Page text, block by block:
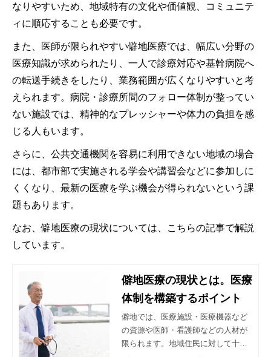
なりやすいため、地域特有の文化や価値観、コミュニテ
ィに順応することも必要です。
また、医師が限られやすい僻地医療では、幅広い分野の
医療知識が求められたり、一人で診療対応や基幹病院へ
の転送手続きをしたり、業務範囲が広くなりやすいと考
えられます。病院・診療所間のフォロー体制が整ってい
ない施設では、精神的なプレッシャーや体力の負担を感
じる人もいます。
さらに、公共交通機関を容易に利用できない地域の場合
には、都市部で実施される学会や講習会などに参加しに
くくなり、最新の医療を学ぶ機会が得られないという課
題もあります。
なお、僻地医療の現状については、こちらの記事で解説
しています。
僻地医療の現状とは。医療
体制を構築するポイント
僻地では、医療施設・医療機器など
の資源や医師・看護師などの人材が
限られます。地域住民に対して十分